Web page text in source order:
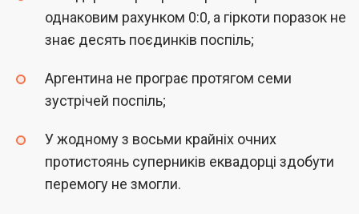
однаковим рахунком 0:0, а гіркоти поразок не
знає десять поєдинків поспіль;
Аргентина не програє протягом семи
зустрічей поспіль;
У жодному з восьми крайніх очних
протистоянь суперників еквадорці здобути
перемогу не змогли.